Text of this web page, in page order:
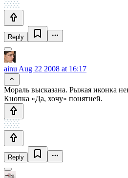
Reply
ainu Aug 22 2008 at 16:17
Мораль высказана. Рыжая иконка
Кнопка «Да, хочу» понятней.
Reply